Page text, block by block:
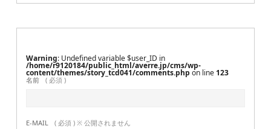
Warning : Undefined variable $user_ID in
/home/r9120184/public_html/averre.jp/cms/wp-
content/themes/story_tcd041/comments.php on line 123
名前 ( 必須 )
E-MAIL ( 必須 ) ※ 公開されません